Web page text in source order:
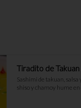
Tiradito de Takuan
Sashimi de takuan, salsa
shiso y chamoy hume en